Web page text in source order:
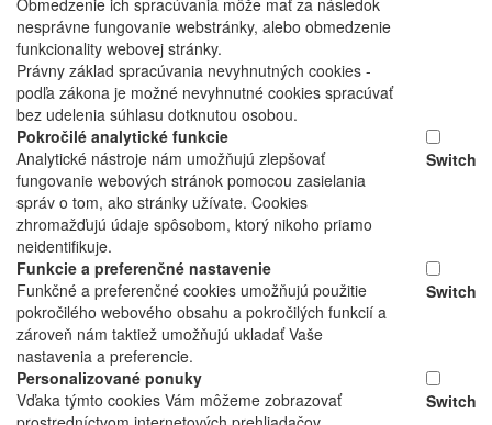
Obmedzenie ich spracúvania môže mať za následok
nesprávne fungovanie webstránky, alebo obmedzenie
funkcionality webovej stránky.
Právny základ spracúvania nevyhnutných cookies -
podľa zákona je možné nevyhnutné cookies spracúvať
bez udelenia súhlasu dotknutou osobou.
Pokročilé analytické funkcie
Analytické nástroje nám umožňujú zlepšovať
fungovanie webových stránok pomocou zasielania
správ o tom, ako stránky užívate. Cookies
zhromažďujú údaje spôsobom, ktorý nikoho priamo
neidentifikuje.
Switch
Funkcie a preferenčné nastavenie
Funkčné a preferenčné cookies umožňujú použitie
pokročilého webového obsahu a pokročilých funkcií a
zároveň nám taktiež umožňujú ukladať Vaše
nastavenia a preferencie.
Switch
Personalizované ponuky
Vďaka týmto cookies Vám môžeme zobrazovať
Switch